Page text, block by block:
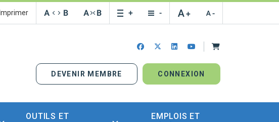
Imprimer
DEVENIR MEMBRE CONNEXION
facebookx-twitterlinkedin youtubePanier
OUTILS ET
EMPLOIS ET